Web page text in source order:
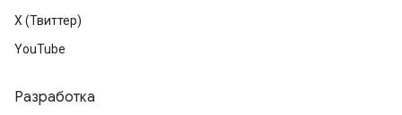
X (Твиттер)
YouTube
Разработка